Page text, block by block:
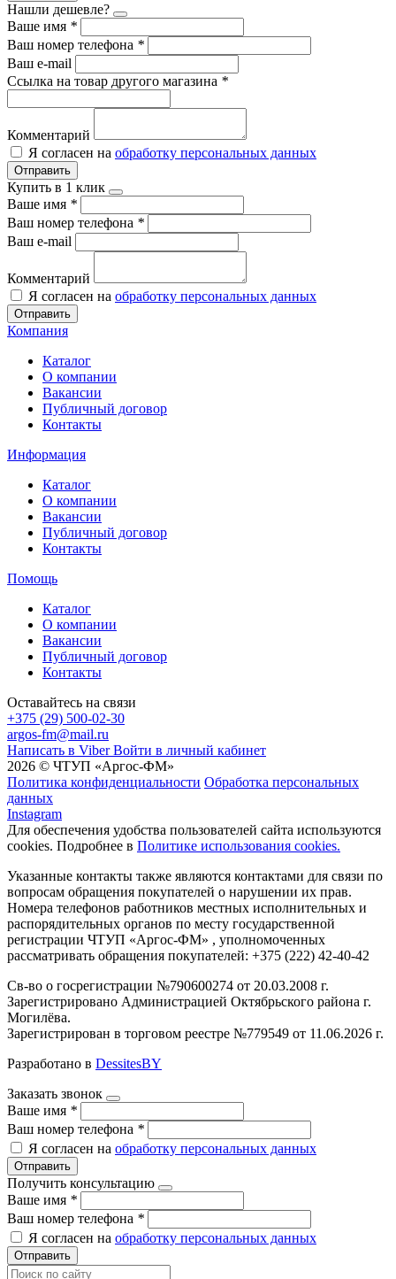
Нашли дешевле?
Ваше имя *
Ваш номер телефона *
Ваш e-mail
Ссылка на товар другого магазина *
Комментарий
Я согласен на обработку персональных данных
Отправить
Купить в 1 клик
Ваше имя *
Ваш номер телефона *
Ваш e-mail
Комментарий
Я согласен на обработку персональных данных
Отправить
Компания
Каталог
О компании
Вакансии
Публичный договор
Контакты
Информация
Каталог
О компании
Вакансии
Публичный договор
Контакты
Помощь
Каталог
О компании
Вакансии
Публичный договор
Контакты
Оставайтесь на связи
+375 (29) 500-02-30
argos-fm@mail.ru
Написать в Viber Войти в личный кабинет
2026 © ЧТУП «Аргос-ФМ»
Политика конфиденциальности Обработка персональных
данных
Instagram
Для обеспечения удобства пользователей сайта используются
cookies. Подробнее в Политике использования cookies.
Указанные контакты также являются контактами для связи по
вопросам обращения покупателей о нарушении их прав.
Номера телефонов работников местных исполнительных и
распорядительных органов по месту государственной
регистрации ЧТУП «Аргос-ФМ» , уполномоченных
рассматривать обращения покупателей: +375 (222) 42-40-42
Св-во о госрегистрации №790600274 от 20.03.2008 г.
Зарегистрировано Администрацией Октябрьского района г.
Могилёва.
Зарегистрирован в торговом реестре №779549 от 11.06.2026 г.
Разработано в DessitesBY
Заказать звонок
Ваше имя *
Ваш номер телефона *
Я согласен на обработку персональных данных
Отправить
Получить консультацию
Ваше имя *
Ваш номер телефона *
Я согласен на обработку персональных данных
Отправить